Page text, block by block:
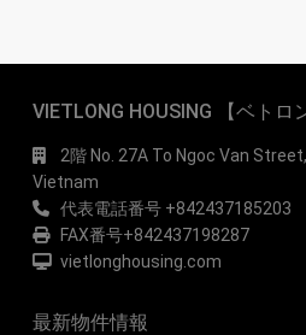
VIETLONG HOUSING 【ベトロ
2階 No. 27A To Ngoc Van
Vietnam
代表電話番号 +842437185203
FAX番号+842437198287
vietlonghousing.com
最新物件情報